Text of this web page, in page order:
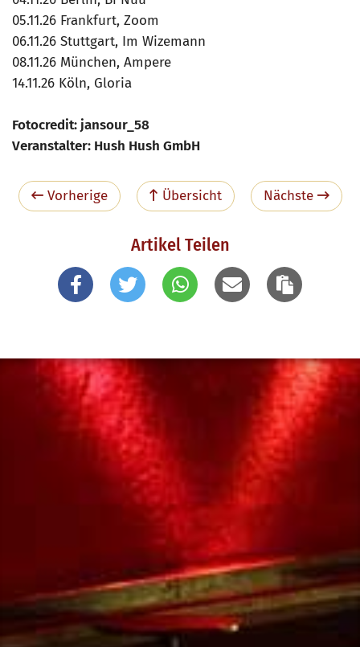
05.11.26 Frankfurt, Zoom
06.11.26 Stuttgart, Im Wizemann
08.11.26 München, Ampere
14.11.26 Köln, Gloria
Fotocredit: jansour_58
Veranstalter: Hush Hush GmbH
Vorherige Übersicht Nächste
Artikel Teilen